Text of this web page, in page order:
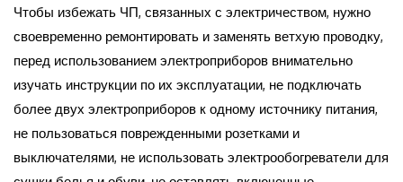
Чтобы избежать ЧП, связанных с электричеством, нужно
своевременно ремонтировать и заменять ветхую проводку,
перед использованием электроприборов внимательно
изучать инструкции по их эксплуатации, не подключать
более двух электроприборов к одному источнику питания,
не пользоваться поврежденными розетками и
выключателями, не использовать электрообогреватели для